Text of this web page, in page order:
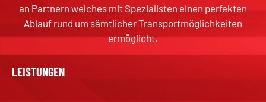
an Partnern welches mit Spezialisten einen perfekten
Ablauf rund um sämtlicher Transportmöglichkeiten
ermöglicht.
LEISTUNGEN